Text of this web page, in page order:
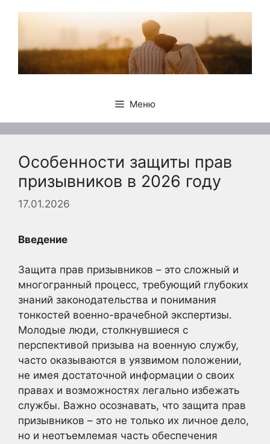
Меню
Особенности защиты прав
призывников в 2026 году
17.01.2026
Введение
Защита прав призывников – это сложный и
многогранный процесс, требующий глубоких
знаний законодательства и понимания
тонкостей военно-врачебной экспертизы.
Молодые люди, столкнувшиеся с
перспективой призыва на военную службу,
часто оказываются в уязвимом положении,
не имея достаточной информации о своих
правах и возможностях легально избежать
службы. Важно осознавать, что защита прав
призывников – это не только их личное дело,
но и неотъемлемая часть обеспечения